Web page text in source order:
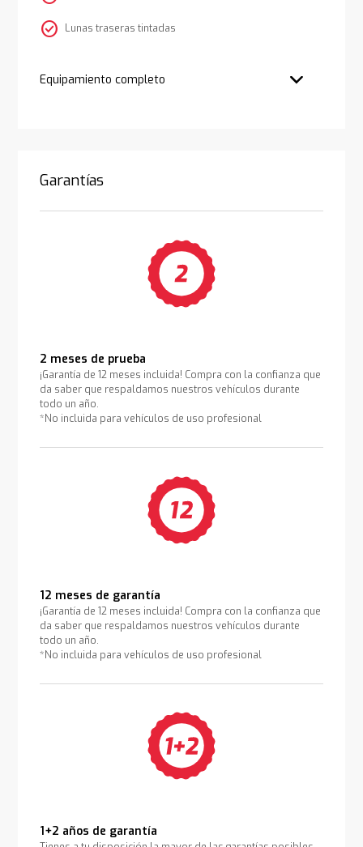
check_circle Lunas traseras tintadas
Equipamiento completo
Garantías
2 meses de prueba
¡Garantía de 12 meses incluida! Compra con la confianza que
da saber que respaldamos nuestros vehículos durante
todo un año.
*No incluida para vehículos de uso profesional
12 meses de garantía
¡Garantía de 12 meses incluida! Compra con la confianza que
da saber que respaldamos nuestros vehículos durante
todo un año.
*No incluida para vehículos de uso profesional
1+2 años de garantía